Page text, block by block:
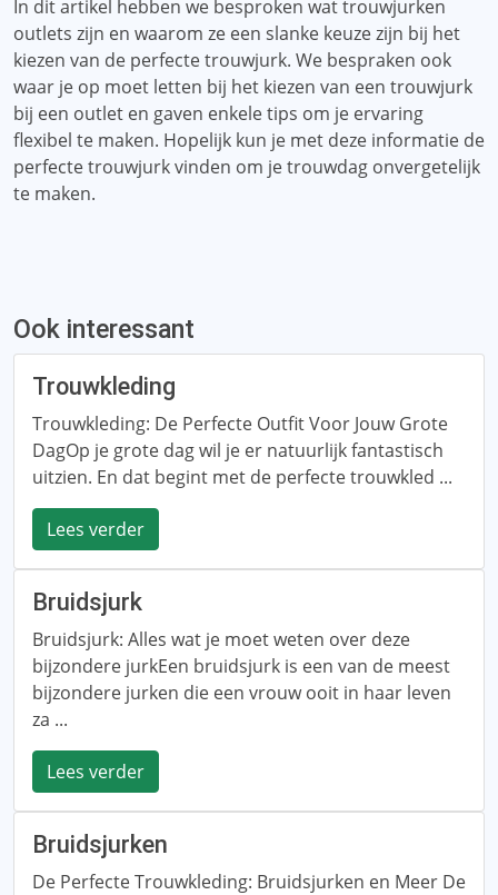
In dit artikel hebben we besproken wat trouwjurken
outlets zijn en waarom ze een slanke keuze zijn bij het
kiezen van de perfecte trouwjurk. We bespraken ook
waar je op moet letten bij het kiezen van een trouwjurk
bij een outlet en gaven enkele tips om je ervaring
flexibel te maken. Hopelijk kun je met deze informatie de
perfecte trouwjurk vinden om je trouwdag onvergetelijk
te maken.
Ook interessant
Trouwkleding
Trouwkleding: De Perfecte Outfit Voor Jouw Grote
DagOp je grote dag wil je er natuurlijk fantastisch
uitzien. En dat begint met de perfecte trouwkled ...
Lees verder
Bruidsjurk
Bruidsjurk: Alles wat je moet weten over deze
bijzondere jurkEen bruidsjurk is een van de meest
bijzondere jurken die een vrouw ooit in haar leven
za ...
Lees verder
Bruidsjurken
De Perfecte Trouwkleding: Bruidsjurken en Meer De